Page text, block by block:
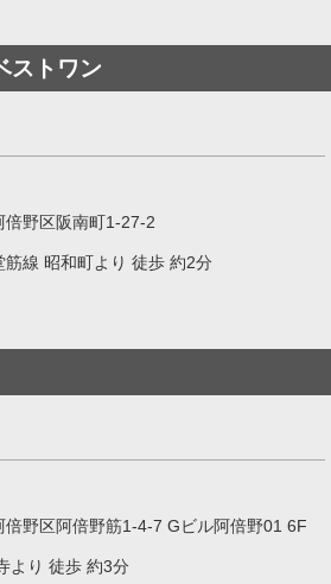
ストワン
倍野区阪南町1-27-2
筋線 昭和町より 徒歩 約2分
倍野区阿倍野筋1-4-7 Gビル阿倍野01 6F
より 徒歩 約3分